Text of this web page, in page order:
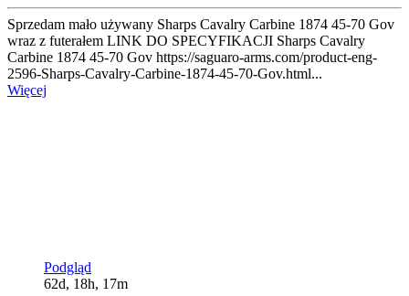
Sprzedam mało używany Sharps Cavalry Carbine 1874 45-70 Gov
wraz z futerałem LINK DO SPECYFIKACJI Sharps Cavalry
Carbine 1874 45-70 Gov https://saguaro-arms.com/product-eng-
2596-Sharps-Cavalry-Carbine-1874-45-70-Gov.html...
Więcej
Podgląd
62d, 18h, 17m